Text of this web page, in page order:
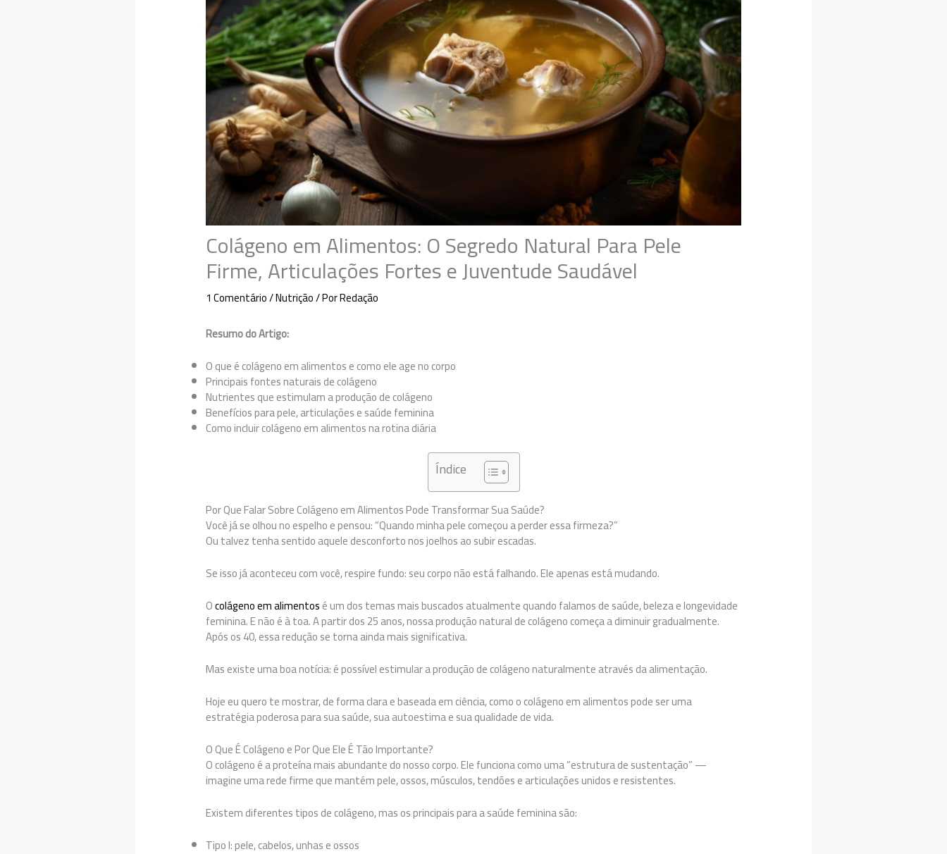
Colágeno em Alimentos: O Segredo Natural Para Pele
Firme, Articulações Fortes e Juventude Saudável
1 Comentário/Nutrição/ PorRedação
Resumo do Artigo:
O que é colágeno em alimentos e como ele age no corpo
Principais fontes naturais de colágeno
Nutrientes que estimulam a produção de colágeno
Benefícios para pele, articulações e saúde feminina
Como incluir colágeno em alimentos na rotina diária
Índice
Por Que Falar Sobre Colágeno em Alimentos Pode Transformar Sua Saúde?
Você já se olhou no espelho e pensou: “Quando minha pele começou a perder essa firmeza?”
Ou talvez tenha sentido aquele desconforto nos joelhos ao subir escadas.
Se isso já aconteceu com você, respire fundo: seu corpo não está falhando. Ele apenas está mudando.
Ocolágeno em alimentosé um dos temas mais buscados atualmente quando falamos de saúde, beleza e longevidade
feminina. E não é à toa. A partir dos 25 anos, nossa produção natural de colágeno começa a diminuir gradualmente.
Após os 40, essa redução se torna ainda mais significativa.
Mas existe uma boa notícia: é possível estimular a produção de colágeno naturalmente através da alimentação.
Hoje eu quero te mostrar, de forma clara e baseada em ciência, como o colágeno em alimentos pode ser uma
estratégia poderosa para sua saúde, sua autoestima e sua qualidade de vida.
O Que É Colágeno e Por Que Ele É Tão Importante?
O colágeno é a proteína mais abundante do nosso corpo. Ele funciona como uma “estrutura de sustentação” —
imagine uma rede firme que mantém pele, ossos, músculos, tendões e articulações unidos e resistentes.
Existem diferentes tipos de colágeno, mas os principais para a saúde feminina são:
Tipo I: pele, cabelos, unhas e ossos